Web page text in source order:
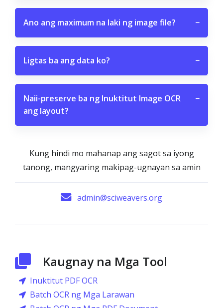
Ano ang maximum na laki ng image file? −
Ligtas ba ang data ko? −
Naii-preserve ba ng Inuktitut Image OCR
ang layout?
−
Kung hindi mo mahanap ang sagot sa iyong
tanong, mangyaring makipag-ugnayan sa amin
admin@sciweavers.org
Kaugnay na Mga Tool
Inuktitut PDF OCR
Batch OCR ng Mga Larawan